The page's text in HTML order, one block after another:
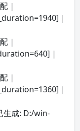
|
|
|
|
|
|
生成: D:/win-